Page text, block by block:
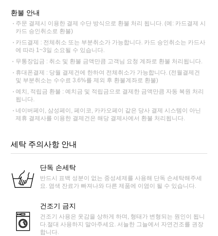
환불 안내
주문 결제시 이용한 결제 수단 방식으로 환불 처리 됩니다. (예: 카드결제 시
카드 승인취소로 환불)
카드결제 : 전체취소 또는 부분취소가 가능합니다. 카드 승인취소는 카드사
에 따라 1~3일 소요될 수 있습니다.
무통장입금 : 취소 및 환불 금액만큼 고객님 요청 계좌로 환불 처리됩니다.
휴대폰결제 : 당월 결제건에 한하여 전체취소가 가능합니다. (전월결제건
및 부분취소는 수수료 3.6%를 제외 후 환불계좌로 환불)
예치, 적립금 환불 : 예치금 및 적립금으로 결제한 금액만큼 자동 복원 처리
됩니다.
네이버페이, 삼성페이, 페이코, 카카오페이 같은 당사 결제 시스템이 아닌
제휴 결제사를 이용한 결제건은 해당 결제사에서 환불 처리됩니다.
세탁 주의사항 안내
단독 손세탁
반드시 표백 성분이 없는 중성세제를 사용해 단독 손세탁해주세
요. 염색 잔료가 빠져나와 다른 제품에 이염이 될 수 있습니다.
건조기 금지
건조기 사용은 옷감을 상하게 하며, 형태가 변형되는 원인이 됩니
다.절대 사용하지 말아주세요. 서늘한 그늘에서 자연건조를 권장
합니다.